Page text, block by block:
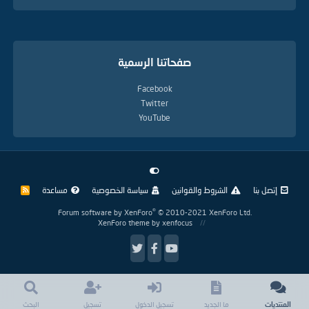
صفحاتنا الرسمية
Facebook
Twitter
YouTube
إتصل بنا الشروط والقوانين سياسة الخصوصية مساعدة
R
Forum software by XenForo® © 2010-2021 XenForo Ltd.
XenForo theme by xenfocus
المنتديات ما الجديد تسجيل الدخول تسجيل البحث